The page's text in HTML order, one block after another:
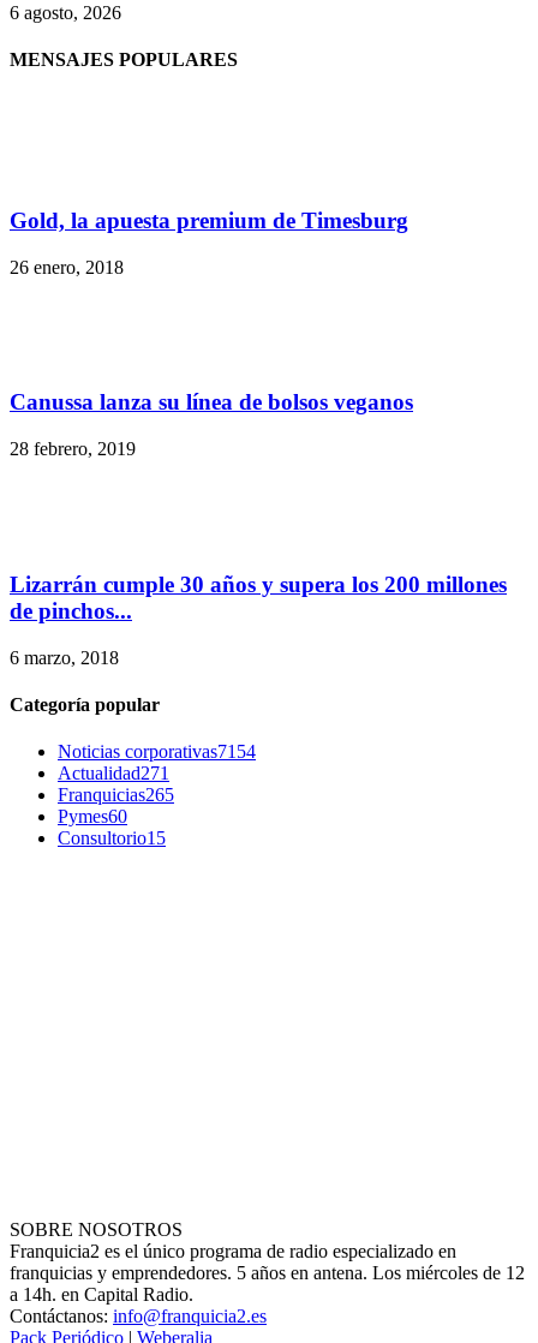
6 agosto, 2026
MENSAJES POPULARES
Gold, la apuesta premium de Timesburg
26 enero, 2018
Canussa lanza su línea de bolsos veganos
28 febrero, 2019
Lizarrán cumple 30 años y supera los 200 millones
de pinchos...
6 marzo, 2018
Categoría popular
Noticias corporativas7154
Actualidad271
Franquicias265
Pymes60
Consultorio15
SOBRE NOSOTROS
Franquicia2 es el único programa de radio especializado en
franquicias y emprendedores. 5 años en antena. Los miércoles de 12
a 14h. en Capital Radio.
Contáctanos: info@franquicia2.es
Pack Periódico | Weberalia